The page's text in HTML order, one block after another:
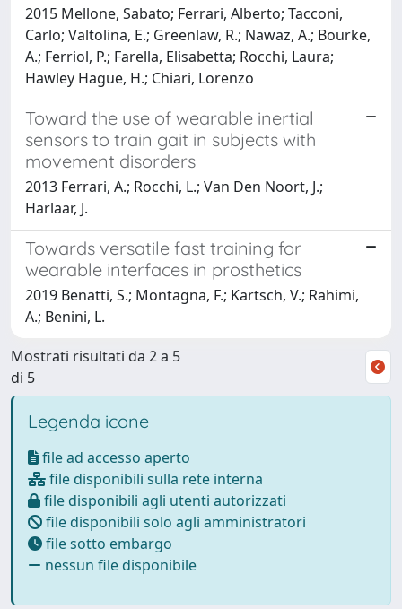
2015 Mellone, Sabato; Ferrari, Alberto; Tacconi,
Carlo; Valtolina, E.; Greenlaw, R.; Nawaz, A.; Bourke,
A.; Ferriol, P.; Farella, Elisabetta; Rocchi, Laura;
Hawley Hague, H.; Chiari, Lorenzo
Toward the use of wearable inertial
sensors to train gait in subjects with
movement disorders
2013 Ferrari, A.; Rocchi, L.; Van Den Noort, J.;
Harlaar, J.
Towards versatile fast training for
wearable interfaces in prosthetics
2019 Benatti, S.; Montagna, F.; Kartsch, V.; Rahimi,
A.; Benini, L.
Mostrati risultati da 2 a 5
di 5
Legenda icone
file ad accesso aperto
file disponibili sulla rete interna
file disponibili agli utenti autorizzati
file disponibili solo agli amministratori
file sotto embargo
nessun file disponibile